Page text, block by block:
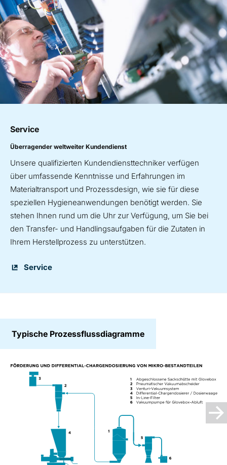
Service
Überragender weltweiter Kundendienst
Unsere qualifizierten Kundendiensttechniker verfügen
über umfassende Kenntnisse und Erfahrungen im
Materialtransport und Prozessdesign, wie sie für diese
speziellen Hygieneanwendungen benötigt werden. Sie
stehen Ihnen rund um die Uhr zur Verfügung, um Sie bei
den Transfer- und Handlingsaufgaben für die Zutaten in
Ihrem Herstellprozess zu unterstützen.
Service
Typische Prozessflussdiagramme